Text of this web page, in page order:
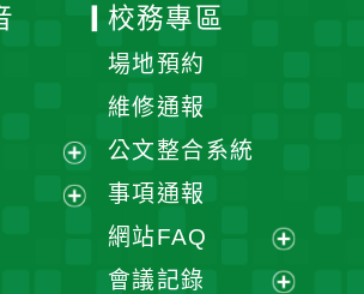
展
開
校務專區
場地預約
維修通報
公文整合系統
事項通報
網站FAQ
展
會議記錄